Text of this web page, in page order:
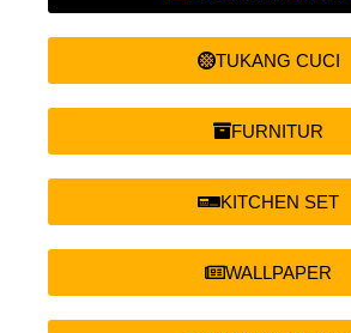
TUKANG CUCI
FURNITUR
KITCHEN SET
WALLPAPER